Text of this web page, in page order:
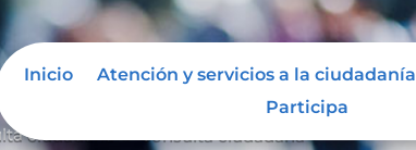
Inicio Atención y servicios a la ciudadanía
Participa
ciudadana